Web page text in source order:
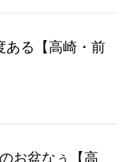
ある【高崎・前
お盆なぅ【高